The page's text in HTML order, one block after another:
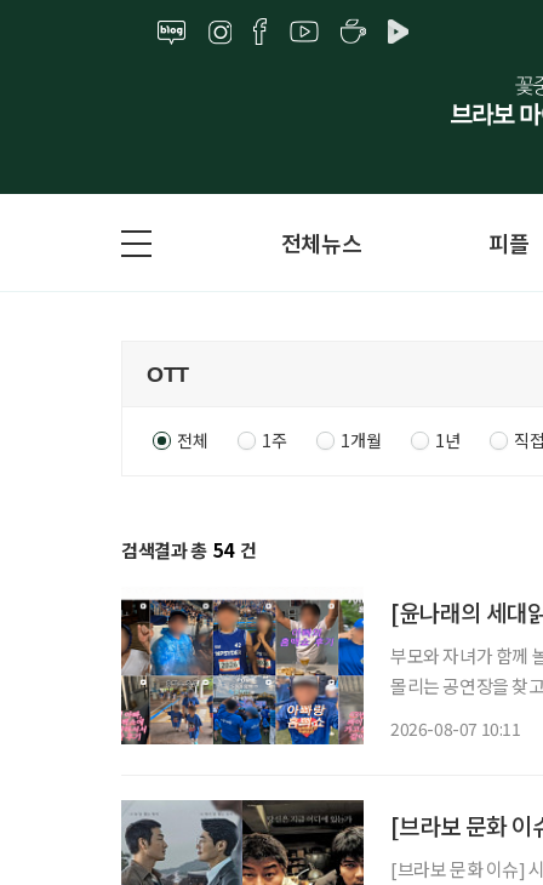
전체뉴스 피플
전체 1주 1개월 1년 직
검색결과 총 54 건
부모와 자녀가 함께
몰리는 공연장을 찾
2026-08-07 10:11
[브라보 문화 이
[브라보 문화 이슈]